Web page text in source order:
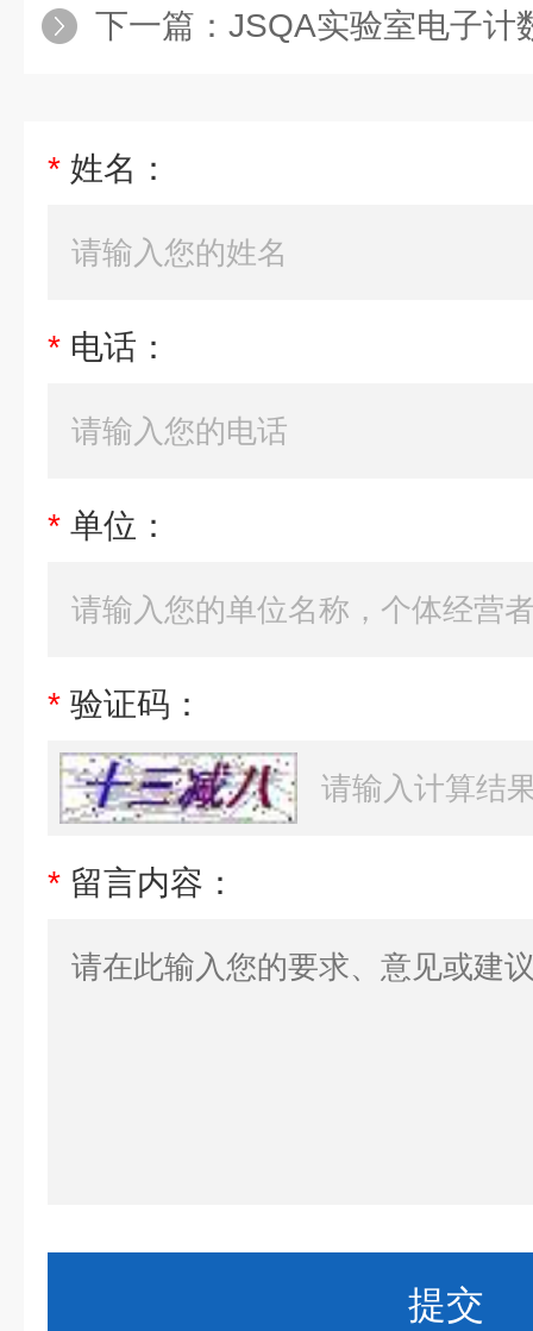
下一篇： JSQA实验室电子计
* 姓名：
* 电话：
* 单位：
* 验证码：
* 留言内容：